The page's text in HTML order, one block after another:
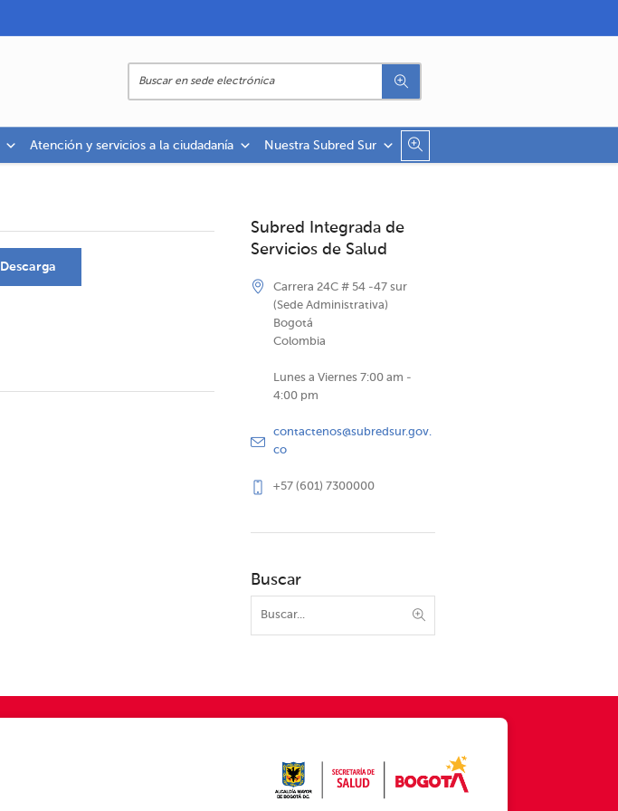
Atención y servicios a la ciudadanía Nuestra Subred Sur
Descarga
Subred Integrada de
Servicios de Salud
Carrera 24C # 54 -47 sur
(Sede Administrativa)
Bogotá
Colombia
Lunes a Viernes 7:00 am -
4:00 pm
contactenos@subredsur.gov.
co
+57 (601) 7300000
Buscar